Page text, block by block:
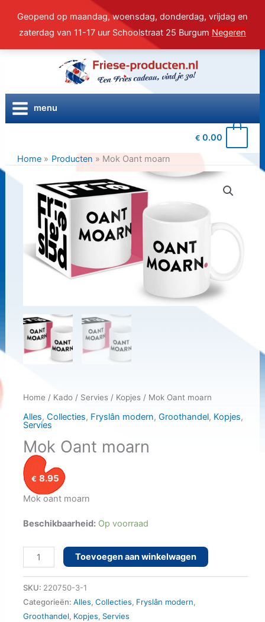
Geopend op maandag, woensdag, donderdag, vrijdag en
zaterdag van 11-17 uur Schoolstraat 25 Burgum Negeren
inhoud
menu
€ 0.00
Home Producten Mok Oant moarn
Home / Kado/ Servies/ Kopjes/ Mok Oant moarn
Alles, Collecties, Fryslân modern, Groothandel, Kopjes,
Servies
Mok Oant moarn
€ 8.95
Mok oant moarn
Beschikbaarheid: Op voorraad
Mok
Oant
moarn
aantal
Toevoegen aan winkelwagen
SKU: 220750-3-1
Categorieën: Alles, Collecties, Fryslân modern,
Groothandel, Kopjes, Servies